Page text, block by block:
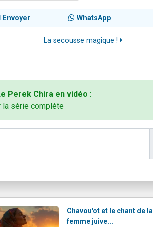
Envoyer WhatsApp
La secousse magique !
Perek Chira en vidéo :
la série complète
Chavou'ot et le chant de la
femme juive...